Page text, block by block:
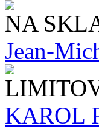
NA
Jean-
KAROL